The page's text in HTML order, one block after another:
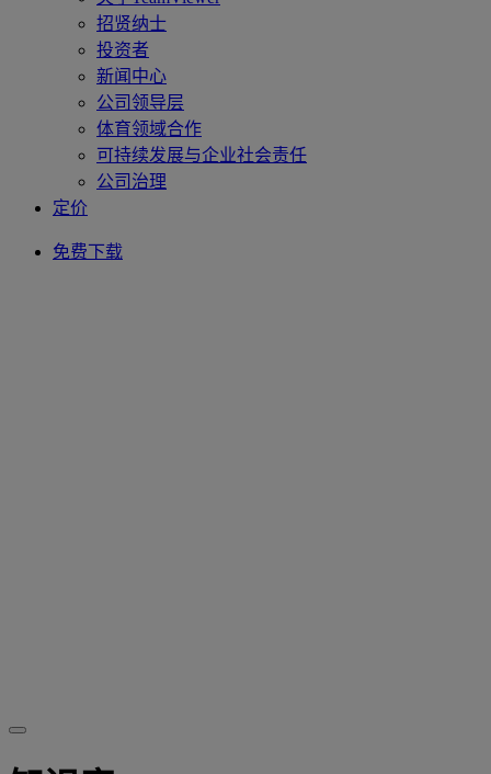
招贤纳士
投资者
新闻中心
公司领导层
体育领域合作
可持续发展与企业社会责任
公司治理
定价
免费下载